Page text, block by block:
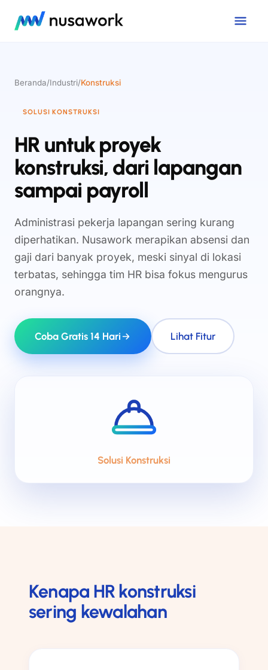
Beranda/Industri/Konstruksi
SOLUSI KONSTRUKSI
HR untuk proyek
konstruksi, dari lapangan
sampai payroll
Administrasi pekerja lapangan sering kurang
diperhatikan. Nusawork merapikan absensi dan
gaji dari banyak proyek, meski sinyal di lokasi
terbatas, sehingga tim HR bisa fokus mengurus
orangnya.
Coba Gratis 14 Hari Lihat Fitur
Solusi Konstruksi
Kenapa HR konstruksi
sering kewalahan